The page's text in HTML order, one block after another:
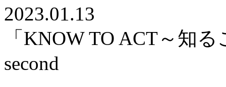
2023.01.13
「KNOW TO ACT～知
second